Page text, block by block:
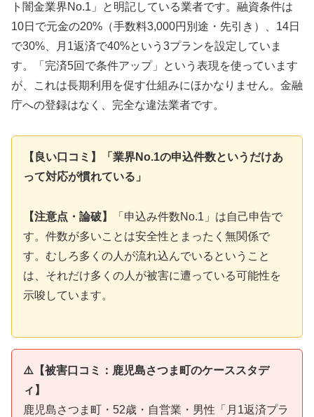
ト闇金業界No.1」と明記している業者です。融資条件は
10日で元金の20%（手数料3,000円別途・先引き）、14日
で30%、月1返済で40%という3プランを設定していま
す。「完済5回で条件アップ」という表現を使っています
が、これは長期利用を促す仕組みにほかなりません。金融
庁への登録はなく、完全な違法業者です。
【良い口コミ】「業界No.1の申込件数というだけあ
って対応が慣れている」
【注意点・論破】
「申込み件数No.1」は自己申告で
す。件数が多いことは安全性とまったく無関係で
す。むしろ多くの人が流れ込んでいるということ
は、それだけ多くの人が被害に遭っている可能性を
示唆しています。
⚠️【被害口コミ：鹿児島さつま町のケーススタデ
ィ】
鹿児島さつま町・52歳・自営業・男性「月1返済プラ